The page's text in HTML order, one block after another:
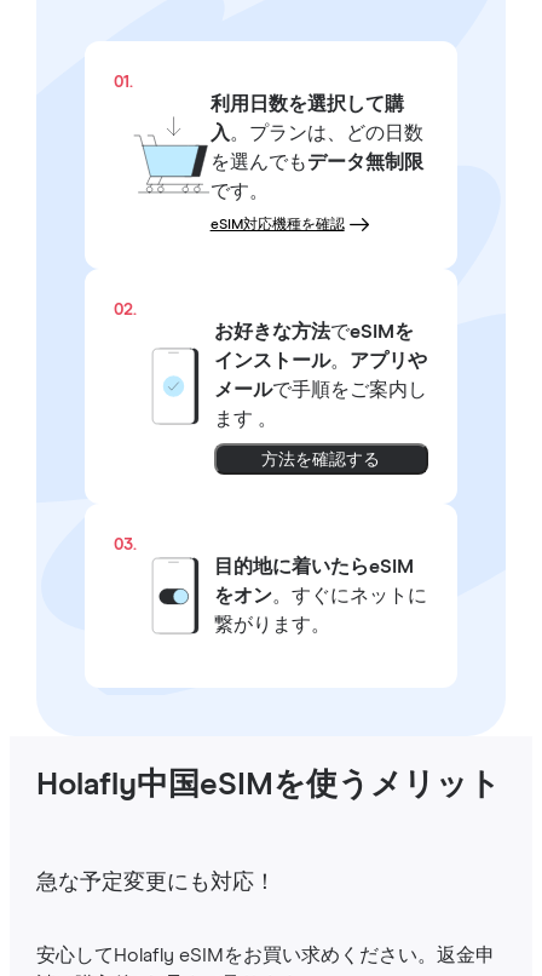
01.
利用日数を選択して購
入 。プランは、どの日数
を選んでもデータ無制限
です。
eSIM対応機種を確認
02.
お好きな方法でeSIMを
インストール。 アプリや
メールで手順をご案内し
ます 。
方法を確認する
03.
目的地に着いたらeSIM
をオン。すぐにネットに
繋がります。
Holafly中国eSIMを使うメリット
急な予定変更にも対応！
安心してHolafly eSIMをお買い求めください。返金申